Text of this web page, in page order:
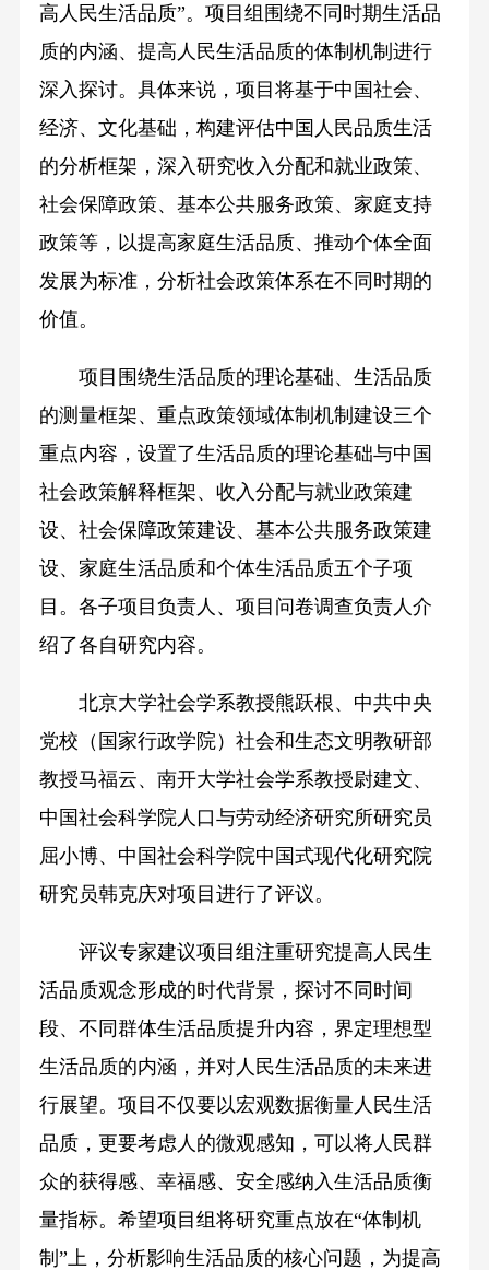
高人民生活品质”。项目组围绕不同时期生活品
质的内涵、提高人民生活品质的体制机制进行
深入探讨。具体来说，项目将基于中国社会、
经济、文化基础，构建评估中国人民品质生活
的分析框架，深入研究收入分配和就业政策、
社会保障政策、基本公共服务政策、家庭支持
政策等，以提高家庭生活品质、推动个体全面
发展为标准，分析社会政策体系在不同时期的
价值。
项目围绕生活品质的理论基础、生活品质
的测量框架、重点政策领域体制机制建设三个
重点内容，设置了生活品质的理论基础与中国
社会政策解释框架、收入分配与就业政策建
设、社会保障政策建设、基本公共服务政策建
设、家庭生活品质和个体生活品质五个子项
目。各子项目负责人、项目问卷调查负责人介
绍了各自研究内容。
北京大学社会学系教授熊跃根、中共中央
党校（国家行政学院）社会和生态文明教研部
教授马福云、南开大学社会学系教授尉建文、
中国社会科学院人口与劳动经济研究所研究员
屈小博、中国社会科学院中国式现代化研究院
研究员韩克庆对项目进行了评议。
评议专家建议项目组注重研究提高人民生
活品质观念形成的时代背景，探讨不同时间
段、不同群体生活品质提升内容，界定理想型
生活品质的内涵，并对人民生活品质的未来进
行展望。项目不仅要以宏观数据衡量人民生活
品质，更要考虑人的微观感知，可以将人民群
众的获得感、幸福感、安全感纳入生活品质衡
量指标。希望项目组将研究重点放在“体制机
制”上，分析影响生活品质的核心问题，为提高